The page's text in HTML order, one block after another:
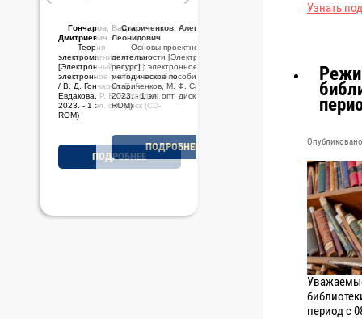
Стариченков, Алексей
Леонидович
Основы проектной
деятельности [Электронный
ресурс] : электронное учебно-
методическое пособие / А. Л.
Стариченков, М. Ф. Савельев,
2023. - 1 эл. опт. диск (CD-
ROM)
ПОДРОБНЕЕ
Узнать
период с